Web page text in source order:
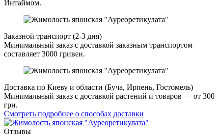
Интаймом.
Заказной транспорт (2-3 дня)
Минимальный заказ с доставкой заказным транспортом
составляет 3000 гривен.
Доставка по Киеву и области (Буча, Ирпень, Гостомель)
Минимальный заказ с доставкой растений и товаров — от 300
грн.
Смотреть подробнее о способах доставки
Отзывы